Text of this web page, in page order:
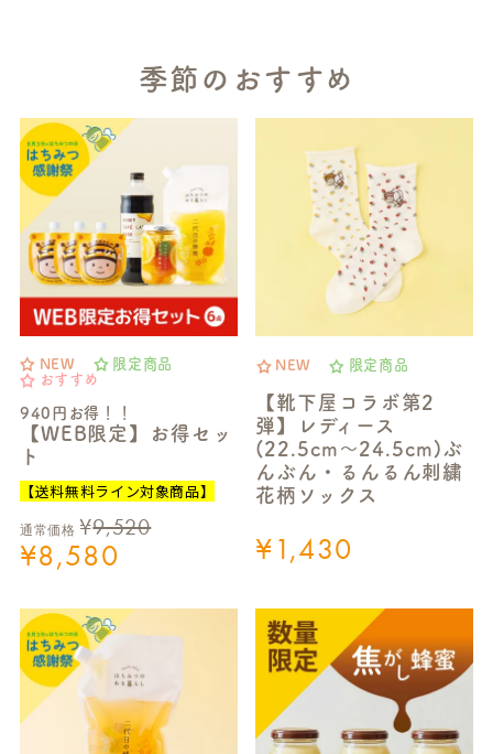
季節のおすすめ
NEW
限定商品
おすすめ
940円お得！！
【WEB限定】お得セッ
ト
【送料無料ライン対象商品】
通常価格 ¥9,520
¥8,580
NEW 限定商品
【靴下屋コラボ第2
弾】レディース
(22.5cm～24.5cm)ぶ
んぶん・るんるん刺繍
花柄ソックス
¥1,430